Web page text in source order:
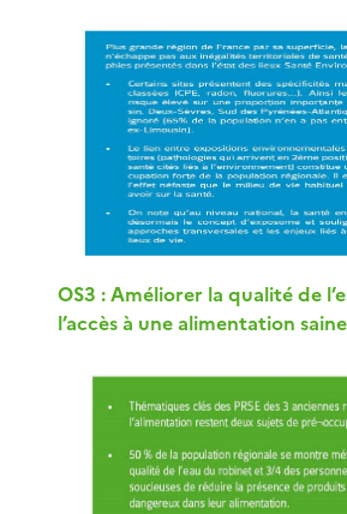
OS3 : Améliorer la qualité de
l’accès à une alimentation